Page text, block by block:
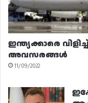
ഇന്ത്യക്കാരെ
അവസരങ്ങൾ
11/09/2022